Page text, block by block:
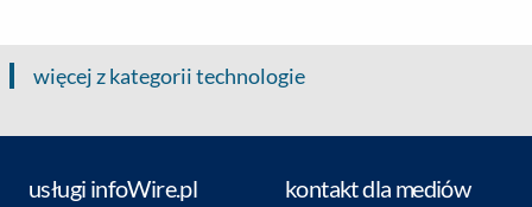
więcej z kategorii technologie
usługi infoWire.pl kontakt dla mediów